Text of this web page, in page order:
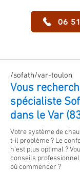
06
/sofath/var-toulon
Vous
spécialiste
dans le Var
Votre système de
t-il problème ? Le
n'est plus optimal ?
conseils
où commencer ?